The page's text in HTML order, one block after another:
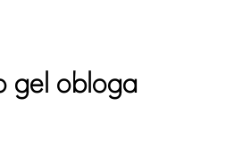
gel obloga